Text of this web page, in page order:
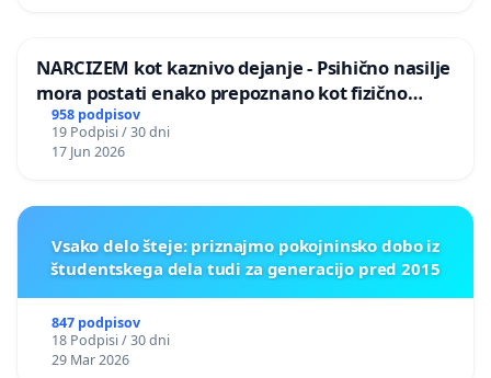
NARCIZEM kot kaznivo dejanje - Psihično nasilje
mora postati enako prepoznano kot fizično
nasilje
958 podpisov
19 Podpisi / 30 dni
17 Jun 2026
Vsako delo šteje: priznajmo pokojninsko dobo iz
študentskega dela tudi za generacijo pred 2015
847 podpisov
18 Podpisi / 30 dni
29 Mar 2026